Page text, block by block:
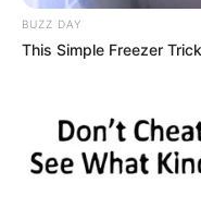
BUZZ DAY
This Simple Freezer